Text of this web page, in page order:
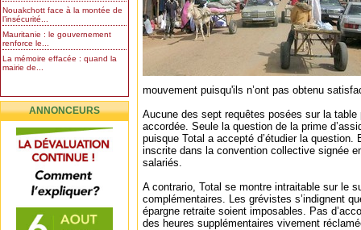
Nouakchott face à la montée de
l’insécurité...
Mauritanie : le gouvernement
renforce le...
La mémoire effacée : quand la
mairie de...
ANNONCEURS
mouvement puisqu'ils n’ont pas obtenu
Aucune des sept requêtes posées sur la table
accordée. Seule la question de la prime
puisque Total a accepté d’étudier la
inscrite dans la convention collective signée
salariés.
A contrario, Total se montre intraitable sur le
complémentaires. Les grévistes s’indignent
épargne retraite soient imposables. Pas
des heures supplémentaires vivement